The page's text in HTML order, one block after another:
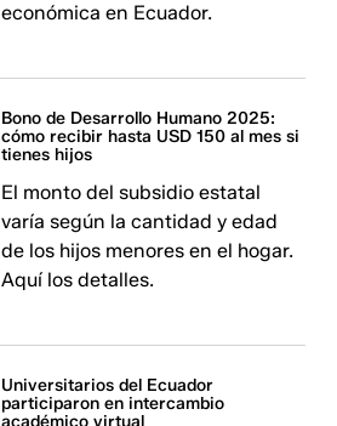
económica en Ecuador.
Bono de Desarrollo Humano 2025:
cómo recibir hasta USD 150 al mes si
tienes hijos
El monto del subsidio estatal
varía según la cantidad y edad
de los hijos menores en el hogar.
Aquí los detalles.
Universitarios del Ecuador
participaron en intercambio
académico virtual